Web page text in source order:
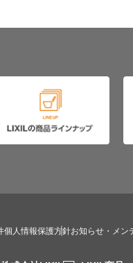
個人情報保護方針お知らせ・メン